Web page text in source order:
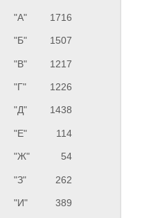
"А" 1716
"Б" 1507
"В" 1217
"Г" 1226
"Д" 1438
"Е" 114
"Ж" 54
"З" 262
"И" 389